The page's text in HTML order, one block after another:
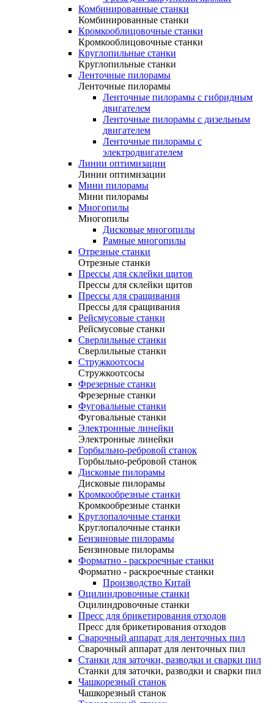
Комбинированные станки
Комбинированные станки
Кромкооблицовочные станки
Кромкооблицовочные станки
Круглопильные станки
Круглопильные станки
Ленточные пилорамы
Ленточные пилорамы
Ленточные пилорамы с гибридным
двигателем
Ленточные пилорамы с дизельным
двигателем
Ленточные пилорамы с
электродвигателем
Линии оптимизации
Линии оптимизации
Мини пилорамы
Мини пилорамы
Многопилы
Многопилы
Дисковые многопилы
Рамные многопилы
Отрезные станки
Отрезные станки
Прессы для склейки щитов
Прессы для склейки щитов
Прессы для сращивания
Прессы для сращивания
Рейсмусовые станки
Рейсмусовые станки
Сверлильные станки
Сверлильные станки
Стружкоотсосы
Стружкоотсосы
Фрезерные станки
Фрезерные станки
Фуговальные станки
Фуговальные станки
Электронные линейки
Электронные линейки
Горбыльно-ребровой станок
Горбыльно-ребровой станок
Дисковые пилорамы
Дисковые пилорамы
Кромкообрезные станки
Кромкообрезные станки
Круглопалочные станки
Круглопалочные станки
Бензиновые пилорамы
Бензиновые пилорамы
Форматно - раскроечные станки
Форматно - раскроечные станки
Производство Китай
Оцилиндровочные станки
Оцилиндровочные станки
Пресс для брикетирования отходов
Пресс для брикетирования отходов
Сварочный аппарат для ленточных пил
Сварочный аппарат для ленточных пил
Станки для заточки, разводки и сварки пил
Станки для заточки, разводки и сварки пил
Чашкорезный станок
Чашкорезный станок